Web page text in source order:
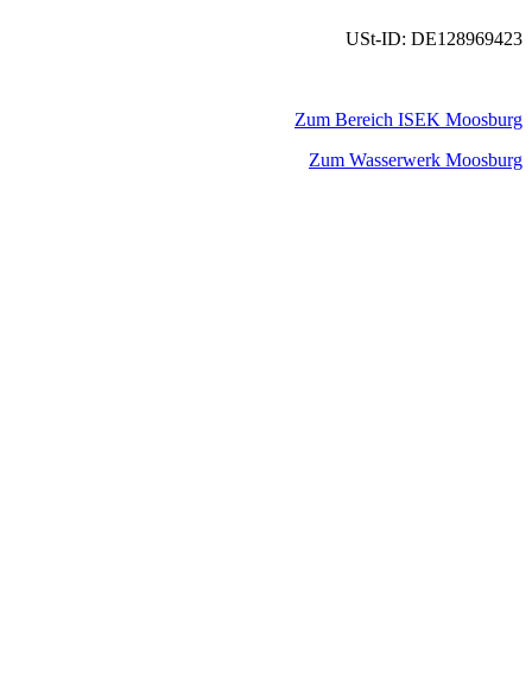
USt-ID: DE128969423
Zum Bereich ISEK Moosburg
Zum Wasserwerk Moosburg